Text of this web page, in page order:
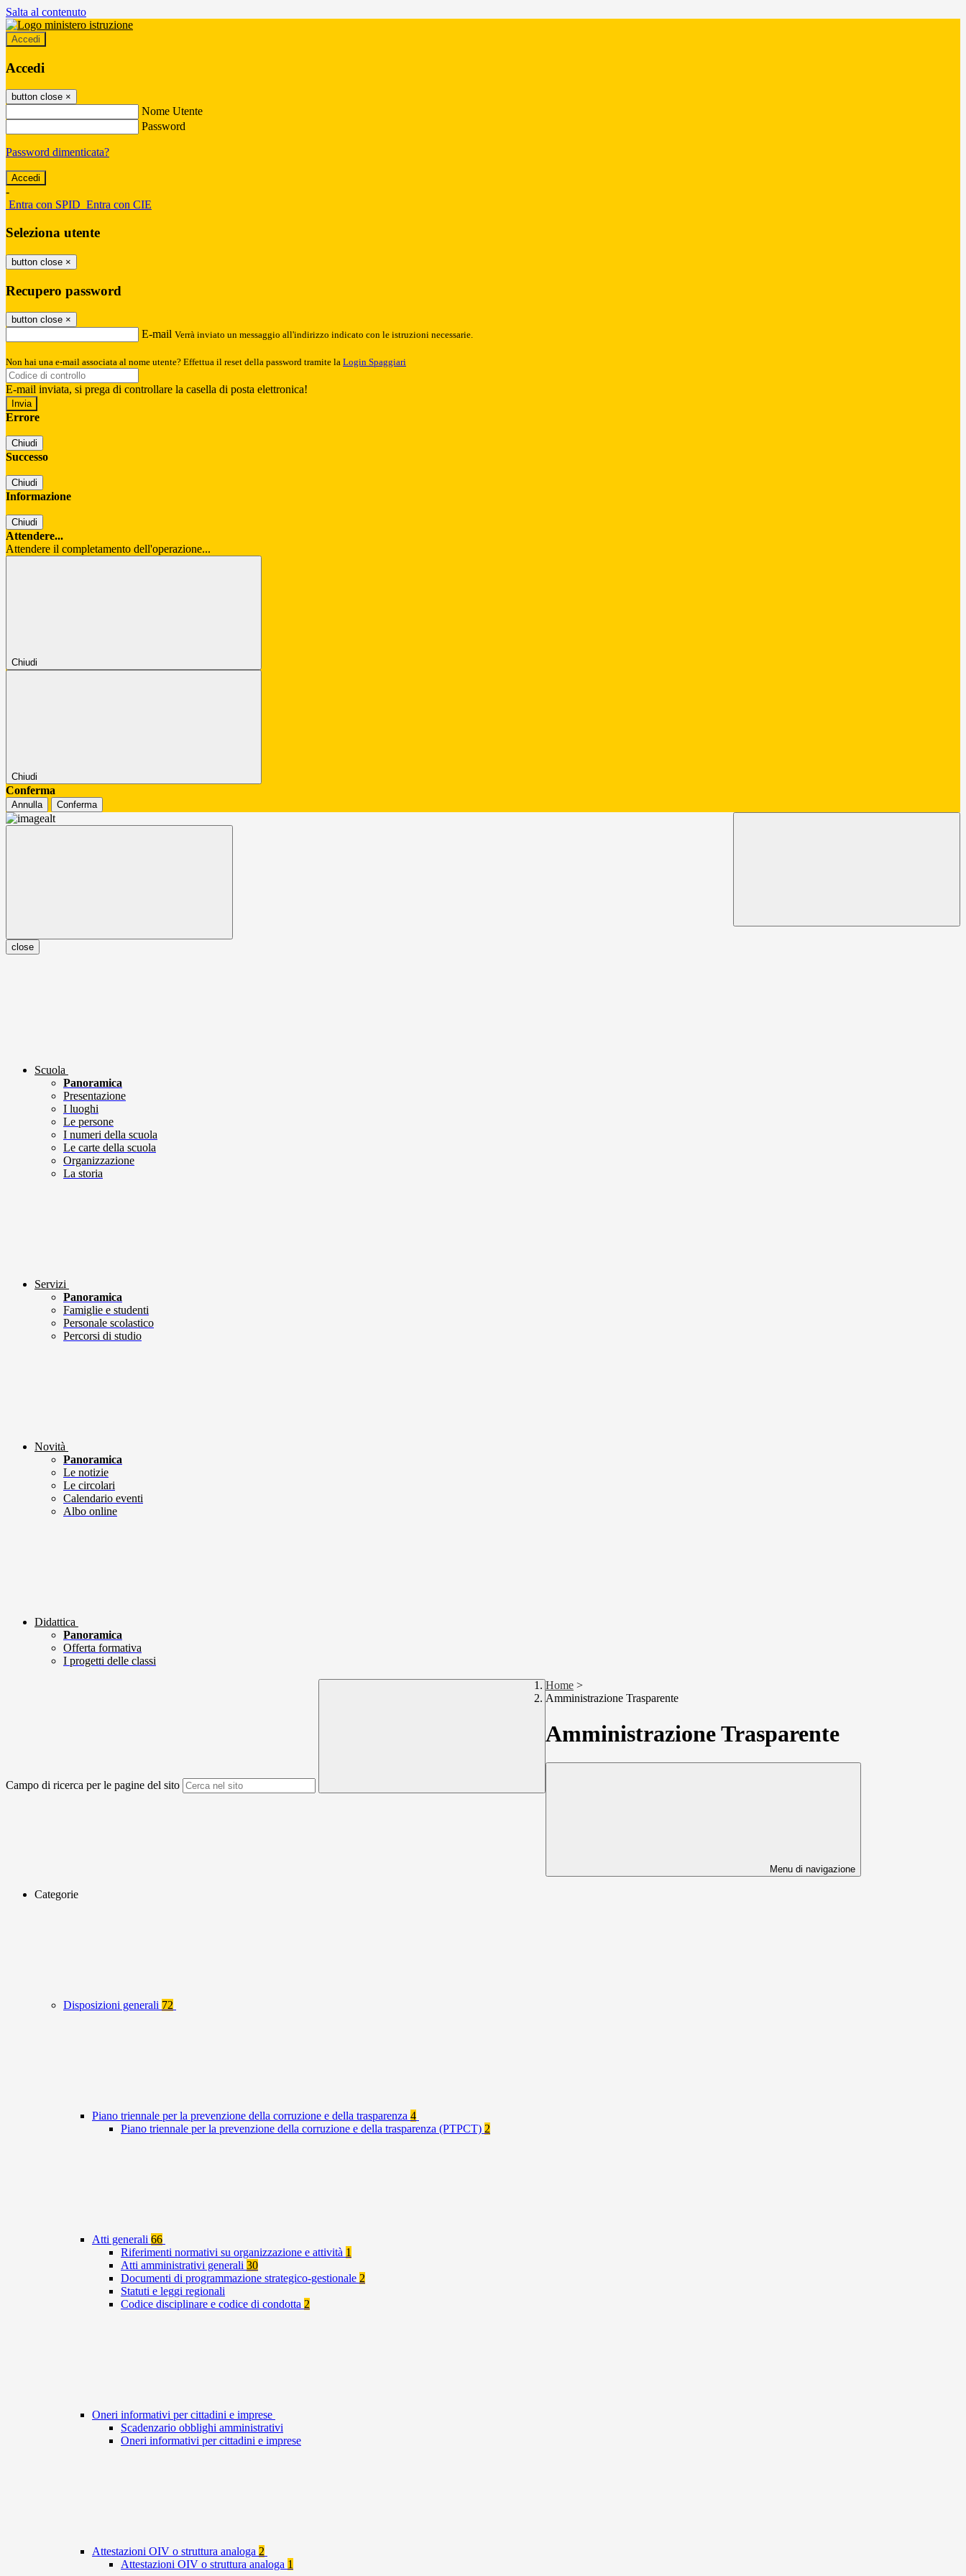
Salta al contenuto
Accedi
Accedi
button close ×
Nome Utente
Password
Password dimenticata?
-
Entra con SPID Entra con CIE
Seleziona utente
button close ×
Recupero password
button close ×
E-mail Verrà inviato un messaggio all'indirizzo indicato con le istruzioni necessarie.
Non hai una e-mail associata al nome utente? Effettua il reset della password tramite la Login Spaggiari
E-mail inviata, si prega di controllare la casella di posta elettronica!
Errore
Chiudi
Successo
Chiudi
Informazione
Chiudi
Attendere...
Attendere il completamento dell'operazione...
Chiudi
Chiudi
Conferma
Annulla Conferma
close
Scuola
Panoramica
Presentazione
I luoghi
Le persone
I numeri della scuola
Le carte della scuola
Organizzazione
La storia
Servizi
Panoramica
Famiglie e studenti
Personale scolastico
Percorsi di studio
Novità
Panoramica
Le notizie
Le circolari
Calendario eventi
Albo online
Didattica
Panoramica
Offerta formativa
I progetti delle classi
Campo di ricerca per le pagine del sito
Home >
Amministrazione Trasparente
Amministrazione Trasparente
Menu di navigazione
Categorie
Disposizioni generali 72
Piano triennale per la prevenzione della corruzione e della trasparenza 4
Piano triennale per la prevenzione della corruzione e della trasparenza (PTPCT) 2
Atti generali 66
Riferimenti normativi su organizzazione e attività 1
Atti amministrativi generali 30
Documenti di programmazione strategico-gestionale 2
Statuti e leggi regionali
Codice disciplinare e codice di condotta 2
Oneri informativi per cittadini e imprese
Scadenzario obblighi amministrativi
Oneri informativi per cittadini e imprese
Attestazioni OIV o struttura analoga 2
Attestazioni OIV o struttura analoga 1